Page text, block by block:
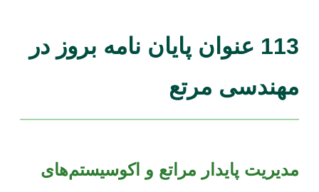
113 عنوان پایان نامه بروز در
مهندسی مرتع
مدیریت پایدار مراتع و اکوسیستم‌های